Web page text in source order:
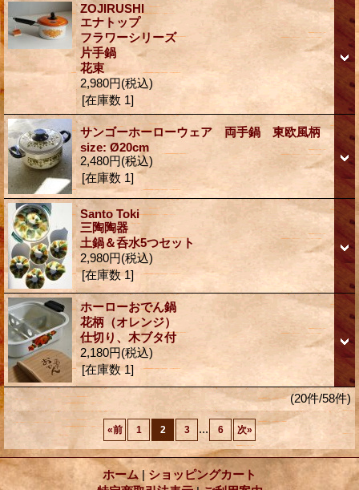
ZOJIRUSHI
エナトップ
フラワーシリーズ
片手鍋
花束
2,980円(税込)
[在庫数 1]
サンゴーホーローウェア 両手鍋 東欧風柄
size: Ø20cm
2,480円(税込)
[在庫数 1]
Santo Toki
三陶陶器
土鍋＆呑水5つセット
2,980円(税込)
[在庫数 1]
ホーローおでん鍋
花柄（オレンジ）
仕切り、木ブタ付
2,180円(税込)
[在庫数 1]
(20件/58件)
«前 1 2 3 ... 6 次»
ホーム | ショッピングカート